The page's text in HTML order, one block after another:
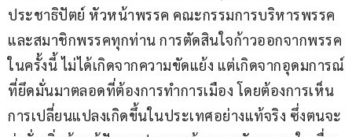
ประชาธิปัตย์ หัวหน้าพรรค คณะกรรมการบริหารพรรค
และสมาชิกพรรคทุกท่าน การตัดสินใจก้าวออกจากพรรค
ในครั้งนี้ ไม่ได้เกิดจากความขัดแย้ง แต่เกิดจากอุดมการณ์
ที่ยึดมั่นมาตลอดที่ต้องการทำการเมือง โดยต้องการเห็น
การเปลี่ยนแปลงเกิดขึ้นในประเทศอย่างแท้จริง ซึ่งตนจะ